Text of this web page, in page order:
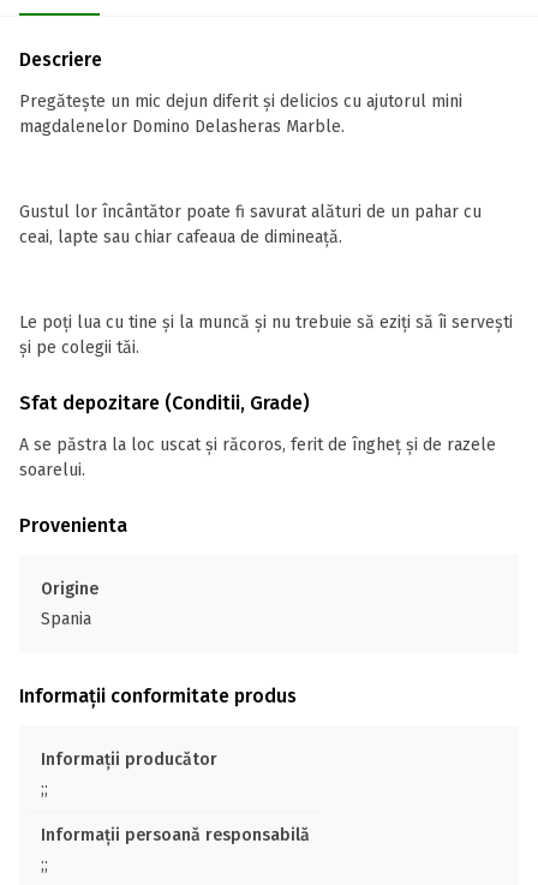
Descriere
Pregătește un mic dejun diferit și delicios cu ajutorul mini
magdalenelor Domino Delasheras Marble.
Gustul lor încântător poate fi savurat alături de un pahar cu
ceai, lapte sau chiar cafeaua de dimineață.
Le poți lua cu tine și la muncă și nu trebuie să eziți să îi servești
și pe colegii tăi.
Sfat depozitare (Conditii, Grade)
A se păstra la loc uscat și răcoros, ferit de îngheț și de razele
soarelui.
Provenienta
Origine
Spania
Informații conformitate produs
Informații producător
;;
Informații persoană responsabilă
;;